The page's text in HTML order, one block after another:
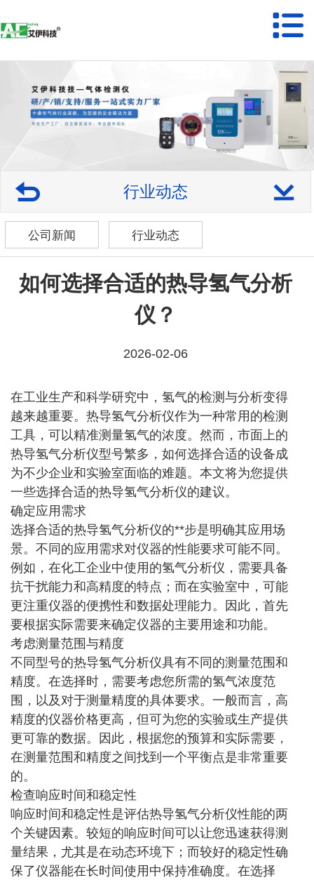
行业动态
公司新闻 行业动态
如何选择合适的热导氢气分析
仪？
2026-02-06
在工业生产和科学研究中，氢气的检测与分析变得
越来越重要。热导氢气分析仪作为一种常用的检测
工具，可以精准测量氢气的浓度。然而，市面上的
热导氢气分析仪型号繁多，如何选择合适的设备成
为不少企业和实验室面临的难题。本文将为您提供
一些选择合适的热导氢气分析仪的建议。
确定应用需求
选择合适的热导氢气分析仪的**步是明确其应用场
景。不同的应用需求对仪器的性能要求可能不同。
例如，在化工企业中使用的氢气分析仪，需要具备
抗干扰能力和高精度的特点；而在实验室中，可能
更注重仪器的便携性和数据处理能力。因此，首先
要根据实际需要来确定仪器的主要用途和功能。
考虑测量范围与精度
不同型号的热导氢气分析仪具有不同的测量范围和
精度。在选择时，需要考虑您所需的氢气浓度范
围，以及对于测量精度的具体要求。一般而言，高
精度的仪器价格更高，但可为您的实验或生产提供
更可靠的数据。因此，根据您的预算和实际需要，
在测量范围和精度之间找到一个平衡点是非常重要
的。
检查响应时间和稳定性
响应时间和稳定性是评估热导氢气分析仪性能的两
个关键因素。较短的响应时间可以让您迅速获得测
量结果，尤其是在动态环境下；而较好的稳定性确
保了仪器能在长时间使用中保持准确度。在选择